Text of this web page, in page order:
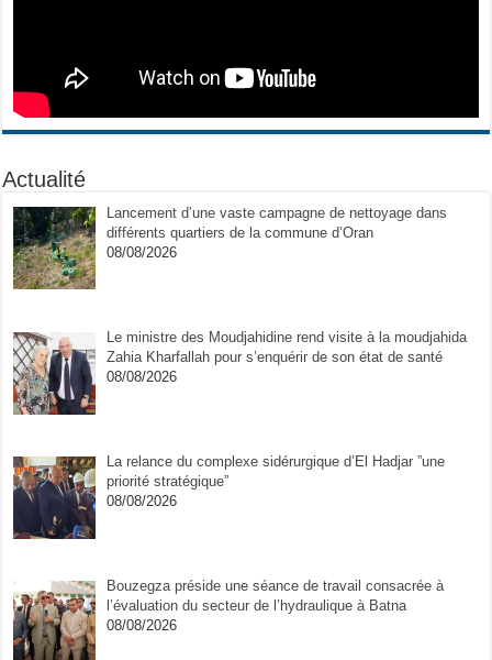
Actualité
Lancement d’une vaste campagne de nettoyage dans
différents quartiers de la commune d’Oran
08/08/2026
Le ministre des Moudjahidine rend visite à la moudjahida
Zahia Kharfallah pour s’enquérir de son état de santé
08/08/2026
La relance du complexe sidérurgique d’El Hadjar ”une
priorité stratégique”
08/08/2026
Bouzegza préside une séance de travail consacrée à
l’évaluation du secteur de l’hydraulique à Batna
08/08/2026